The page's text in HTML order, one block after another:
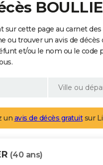
cette page au carnet des
ou trouver un avis de
et/ou le nom ou le
un avis de décès gratuitsur
(40 ans)